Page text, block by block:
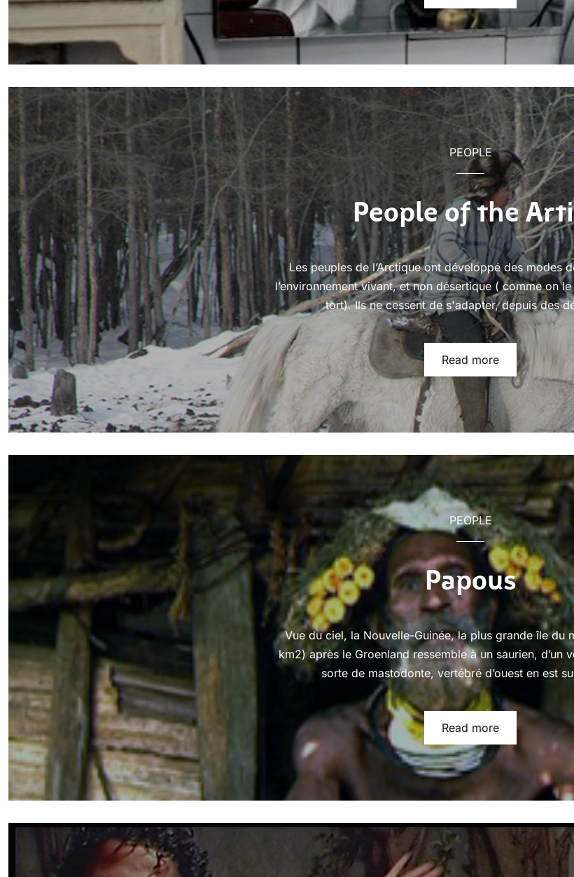
PEOPLE
People of the
Les peuples de l’Arctique ont développé des modes
l’environnement vivant, et non désertique ( comme on
tort). Ils ne cessent de s'adapter, depuis des
Read more
PEOPLE
Papous
Vue du ciel, la Nouvelle-Guinée, la plus grande île du
km2) après le Groenland ressemble à un saurien, d’un
sorte de mastodonte, vertébré d’ouest en est
Read more